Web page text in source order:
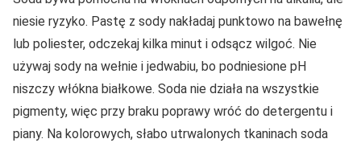
niesie ryzyko. Pastę z sody nakładaj punktowo na bawełnę
lub poliester, odczekaj kilka minut i odsącz wilgoć. Nie
używaj sody na wełnie i jedwabiu, bo podniesione pH
niszczy włókna białkowe. Soda nie działa na wszystkie
pigmenty, więc przy braku poprawy wróć do detergentu i
piany. Na kolorowych, słabo utrwalonych tkaninach soda